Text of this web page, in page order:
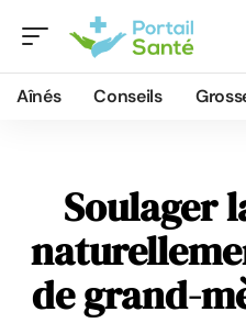
Aînés Conseils
Soulager
de grand-